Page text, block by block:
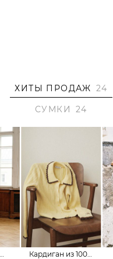
ХИТЫ ПРОДАЖ 24
СУМКИ
24
Кардиган из 100%